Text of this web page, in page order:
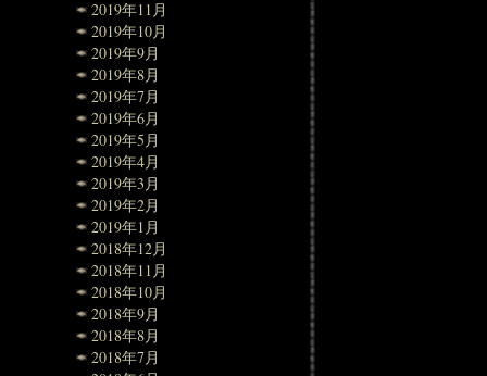
2019年11月
2019年10月
2019年9月
2019年8月
2019年7月
2019年6月
2019年5月
2019年4月
2019年3月
2019年2月
2019年1月
2018年12月
2018年11月
2018年10月
2018年9月
2018年8月
2018年7月